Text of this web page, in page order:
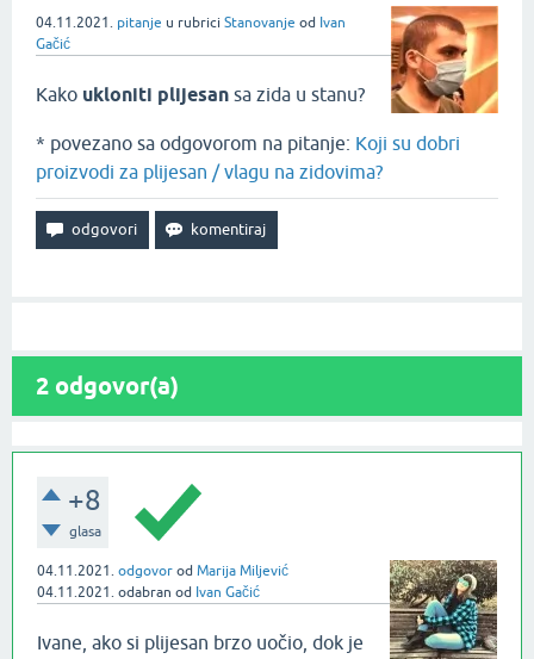
04.11.2021. pitanje u rubrici Stanovanje od Ivan
Gačić
Kako ukloniti plijesan sa zida u stanu?
* povezano sa odgovorom na pitanje: Koji su dobri
proizvodi za plijesan / vlagu na zidovima?
2 odgovor(a)
+8
glasa
04.11.2021. odgovor od Marija Miljević
04.11.2021. odabran od Ivan Gačić
Ivane, ako si plijesan brzo uočio, dok je